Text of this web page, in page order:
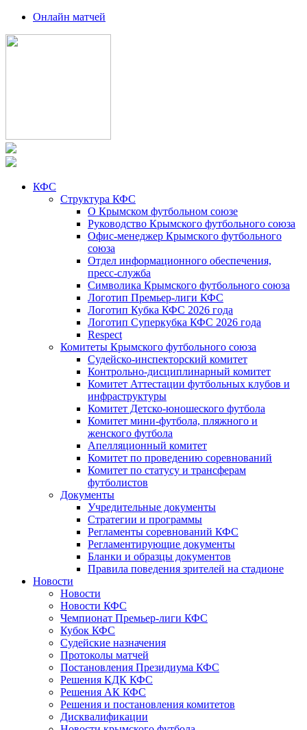
Онлайн матчей
КФС
Структура КФС
О Крымском футбольном союзе
Руководство Крымского футбольного союза
Офис-менеджер Крымского футбольного
союза
Отдел информационного обеспечения,
пресс-служба
Символика Крымского футбольного союза
Логотип Премьер-лиги КФС
Логотип Кубка КФС 2026 года
Логотип Суперкубка КФС 2026 года
Respect
Комитеты Крымского футбольного союза
Судейско-инспекторский комитет
Контрольно-дисциплинарный комитет
Комитет Аттестации футбольных клубов и
инфраструктуры
Комитет Детско-юношеского футбола
Комитет мини-футбола, пляжного и
женского футбола
Апелляционный комитет
Комитет по проведению соревнований
Комитет по статусу и трансферам
футболистов
Документы
Учредительные документы
Стратегии и программы
Регламенты соревнований КФС
Регламентирующие документы
Бланки и образцы документов
Правила поведения зрителей на стадионе
Новости
Новости
Новости КФС
Чемпионат Премьер-лиги КФС
Кубок КФС
Судейские назначения
Протоколы матчей
Постановления Президиума КФС
Решения КДК КФС
Решения АК КФС
Решения и постановления комитетов
Дисквалификации